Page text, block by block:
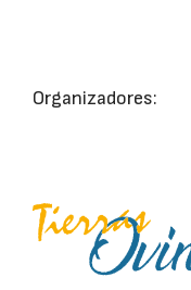
Organizadores: